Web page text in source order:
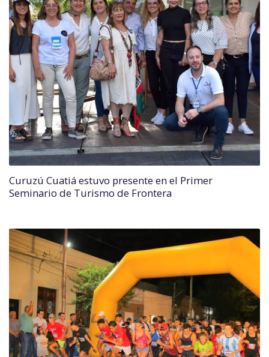
Curuzú Cuatiá estuvo presente en el Primer
Seminario de Turismo de Frontera